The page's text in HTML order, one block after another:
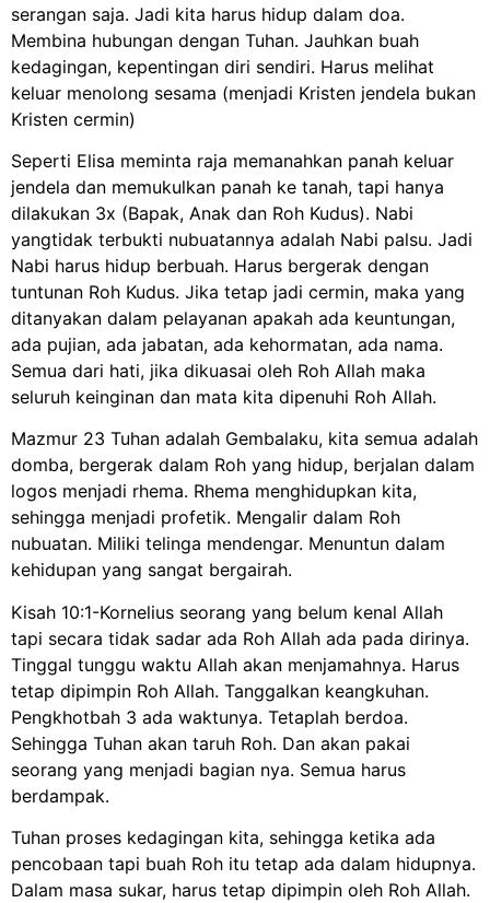
serangan saja. Jadi kita harus hidup dalam doa.
Membina hubungan dengan Tuhan. Jauhkan buah
kedagingan, kepentingan diri sendiri. Harus melihat
keluar menolong sesama (menjadi Kristen jendela bukan
Kristen cermin)
Seperti Elisa meminta raja memanahkan panah keluar
jendela dan memukulkan panah ke tanah, tapi hanya
dilakukan 3x (Bapak, Anak dan Roh Kudus). Nabi
yangtidak terbukti nubuatannya adalah Nabi palsu. Jadi
Nabi harus hidup berbuah. Harus bergerak dengan
tuntunan Roh Kudus. Jika tetap jadi cermin, maka yang
ditanyakan dalam pelayanan apakah ada keuntungan,
ada pujian, ada jabatan, ada kehormatan, ada nama.
Semua dari hati, jika dikuasai oleh Roh Allah maka
seluruh keinginan dan mata kita dipenuhi Roh Allah.
Mazmur 23 Tuhan adalah Gembalaku, kita semua adalah
domba, bergerak dalam Roh yang hidup, berjalan dalam
logos menjadi rhema. Rhema menghidupkan kita,
sehingga menjadi profetik. Mengalir dalam Roh
nubuatan. Miliki telinga mendengar. Menuntun dalam
kehidupan yang sangat bergairah.
Kisah 10:1-Kornelius seorang yang belum kenal Allah
tapi secara tidak sadar ada Roh Allah ada pada dirinya.
Tinggal tunggu waktu Allah akan menjamahnya. Harus
tetap dipimpin Roh Allah. Tanggalkan keangkuhan.
Pengkhotbah 3 ada waktunya. Tetaplah berdoa.
Sehingga Tuhan akan taruh Roh. Dan akan pakai
seorang yang menjadi bagian nya. Semua harus
berdampak.
Tuhan proses kedagingan kita, sehingga ketika ada
pencobaan tapi buah Roh itu tetap ada dalam hidupnya.
Dalam masa sukar, harus tetap dipimpin oleh Roh Allah.